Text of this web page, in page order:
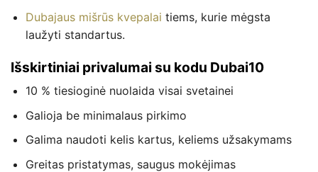
Dubajaus mišrūs kvepalai tiems, kurie mėgsta
laužyti standartus.
Išskirtiniai privalumai su kodu Dubai10
10 % tiesioginė nuolaida visai svetainei
Galioja be minimalaus pirkimo
Galima naudoti kelis kartus, keliems užsakymams
Greitas pristatymas, saugus mokėjimas